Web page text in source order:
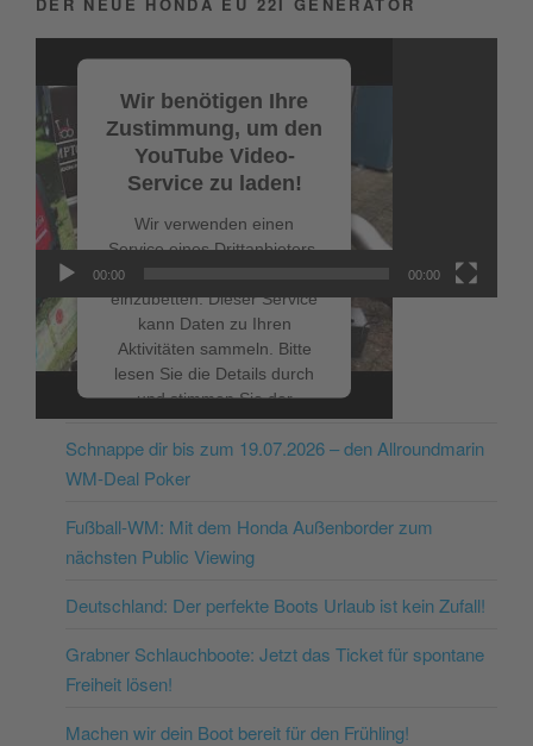
Player
Wir benötigen Ihre
Zustimmung, um den
YouTube Video-
Service zu laden!
Wir verwenden einen
Service eines Drittanbieters,
einzubetten. Dieser Service
kann Daten zu Ihren
Aktivitäten sammeln. Bitte
lesen Sie die Details durch
und stimmen Sie der
Nutzung des Service zu, um
dieses Video anzusehen.
Mehr Informationen
powered by
Consent Management
00:00 00:00
NEUESTE BEITRÄGE
Schnappe dir bis zum 19.07.2026 – den Allroundmarin
WM-Deal Poker
Fußball-WM: Mit dem Honda Außenborder zum
nächsten Public Viewing
Deutschland: Der perfekte Boots Urlaub ist kein Zufall!
Grabner Schlauchboote: Jetzt das Ticket für spontane
Freiheit lösen!
Machen wir dein Boot bereit für den Frühling!